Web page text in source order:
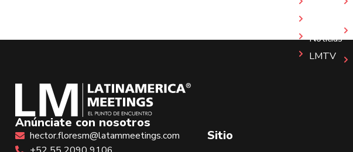
Anúnciate con nosotros
hector.floresm@latammeetings.com
Sitio
Noticias
LMTV